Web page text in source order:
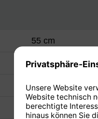
55 cm
50 Hz
16:9
1.000:1